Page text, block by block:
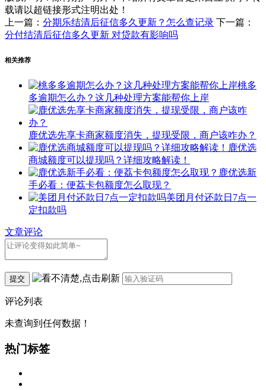
载请以超链接形式注明出处！
上一篇： 分期乐结清后征信多久更新？怎么查记录 下一篇：
分付结清后征信多久更新 对贷款有影响吗
相关推荐
桃多
多逾期怎么办？这几种处理方案能帮你上岸
鹿优选先享卡商家额度消失，提现受限，商户该咋办？
鹿优选
商城额度可以提现吗？详细攻略解读！
鹿优选新
手必看：便荔卡包额度怎么取现？
美团月付还款日7点一
定扣款吗
文章评论
提交
评论列表
未查询到任何数据！
热门标签